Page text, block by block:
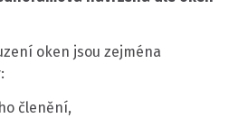
oken jsou zejména
členění,